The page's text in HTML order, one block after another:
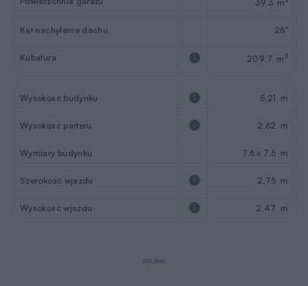
39,3 m
Kąt nachylenia dachu 26°
Kubatura 209,7 m3
Wysokość budynku 5,21 m
Wysokość parteru 2,62 m
Wymiary budynku 7,6 x 7,6 m
Szerokość wjazdu 2,75 m
Wysokość wjazdu 2,47 m
REKLAMA